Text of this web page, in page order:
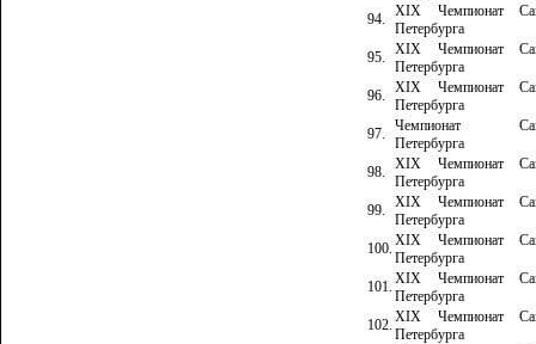
94.
XIX Чемпионат
Петербурга
95.
XIX Чемпионат
Петербурга
96.
XIX Чемпионат
Петербурга
97.
Чемпионат
Петербурга
98.
XIX Чемпионат
Петербурга
99.
XIX Чемпионат
Петербурга
100. XIX Чемпионат
Петербурга
101. XIX Чемпионат
Петербурга
102. XIX Чемпионат
Петербурга